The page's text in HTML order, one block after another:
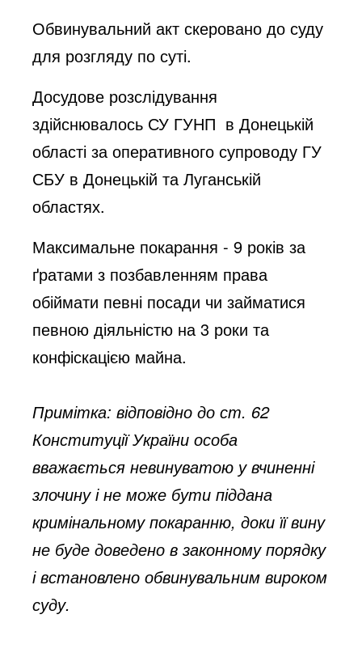
Обвинувальний акт скеровано до суду
для розгляду по суті.
Досудове розслідування
здійснювалось СУ ГУНП в Донецькій
області за оперативного супроводу ГУ
СБУ в Донецькій та Луганській
областях.
Максимальне покарання - 9 років за
ґратами з позбавленням права
обіймати певні посади чи займатися
певною діяльністю на 3 роки та
конфіскацією майна.
Примітка: відповідно до ст. 62
Конституції України особа
вважається невинуватою у вчиненні
злочину і не може бути піддана
кримінальному покаранню, доки її вину
не буде доведено в законному порядку
і встановлено обвинувальним вироком
суду.